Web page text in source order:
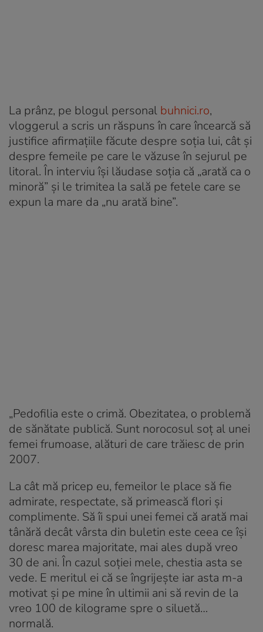
La prânz, pe blogul personal buhnici.ro,
vloggerul a scris un răspuns în care încearcă să
justifice afirmațiile făcute despre soția lui, cât și
despre femeile pe care le văzuse în sejurul pe
litoral. În interviu își lăudase soția că „arată ca o
minoră” și le trimitea la sală pe fetele care se
expun la mare da „nu arată bine”.
„Pedofilia este o crimă. Obezitatea, o problemă
de sănătate publică. Sunt norocosul soț al unei
femei frumoase, alături de care trăiesc de prin
2007.
La cât mă pricep eu, femeilor le place să fie
admirate, respectate, să primească flori și
complimente. Să îi spui unei femei că arată mai
tânără decât vârsta din buletin este ceea ce își
doresc marea majoritate, mai ales după vreo
30 de ani. În cazul soției mele, chestia asta se
vede. E meritul ei că se îngrijește iar asta m-a
motivat și pe mine în ultimii ani să revin de la
vreo 100 de kilograme spre o siluetă…
normală.